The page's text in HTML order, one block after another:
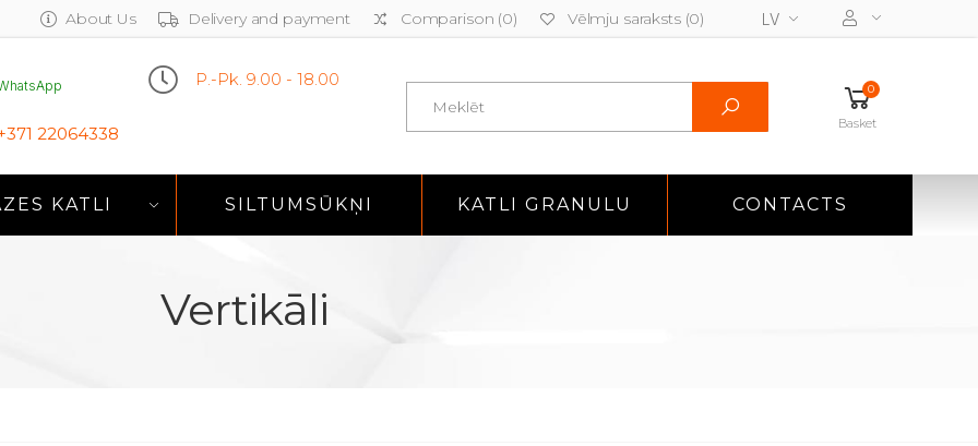
About Us Delivery and payment Comparison (0) Vēlmju saraksts (0) LV
22064338
P.-Pk. 9.00 - 18.00 Search 0
Basket
KATLI SILTUMSŪKŅI KATLI GRANULU CONTACTS
Vertikāli